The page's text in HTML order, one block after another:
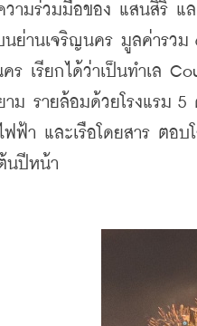
มร่วมมือของ แสนสิริ แล
นย่านเจริญนคร มูลค่ารวม
ร เรียกได้ว่าเป็นทำเล
ม รายล้อมด้วยโรงแรม 5
ฟ้า และเรือโดยสาร ตอบ
นปีหน้า